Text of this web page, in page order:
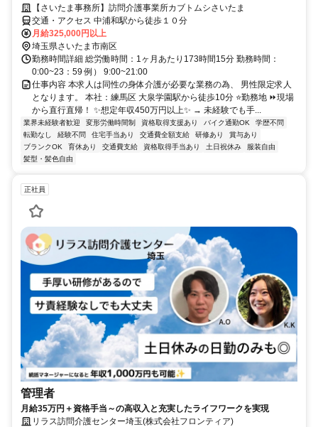
【さいたま事務所】訪問介護事業所カブトムシさいたま
交通・アクセス 中浦和駅から徒歩１０分
月給325,000円以上
埼玉県さいたま市南区
勤務時間詳細 総労働時間：1ヶ月あたり173時間15分 勤務時間：
0:00~23：59 例） 9:00~21:00
仕事内容 本求人は同性の身体介護が必要な業務の為、 男性限定求人
となります。 本社：練馬区 大泉学園駅から徒歩10分 ⭐勤務地 ⏩現場
から直行直帰！ ✨想定年収450万円以上✨ → 未経験でも手...
業界未経験者歓迎 変形労働時間制 資格取得支援あり バイク通勤OK
学歴不問
転勤なし
経験不問 住宅手当あり 交通費全額支給 研修あり
賞与あり
ブランクOK
育休あり 交通費支給 資格取得手当あり 土日祝休み
服装自由
髪型・髪色自由
正社員
管理者
月給35万円＋資格手当～の高収入と充実したライフワークを実現
リラス訪問介護センター埼玉(株式会社フロンティア)